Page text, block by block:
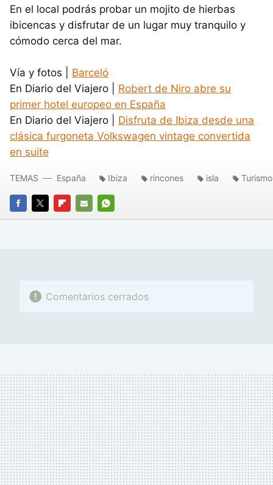
En el local podrás probar un mojito de hierbas
ibicencas y disfrutar de un lugar muy tranquilo y
cómodo cerca del mar.
Vía y fotos | Barceló
En Diario del Viajero | Robert de Niro abre su
primer hotel europeo en España
En Diario del Viajero | Disfruta de Ibiza desde una
clásica furgoneta Volkswagen vintage convertida
en suite
FACEBOOK
TWITTERFLIPBOARD
E-
WHATSAPP
TEMAS España Ibiza rincones isla Turismo
Comentarios cerrados